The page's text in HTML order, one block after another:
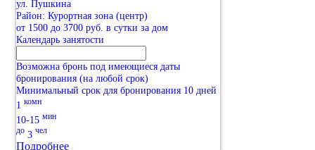
ул. Пушкина
Район: Курортная зона (центр)
от 1500 до 3700 руб. в сутки за дом
Календарь занятости
Возможна бронь под имеющиеся даты
бронирования (на любой срок)
Минимальный срок для бронирования 10 дней
1 комн
10-15 мин
до 3 чел
Подробнее